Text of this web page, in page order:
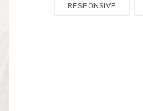
RESPONSIVE